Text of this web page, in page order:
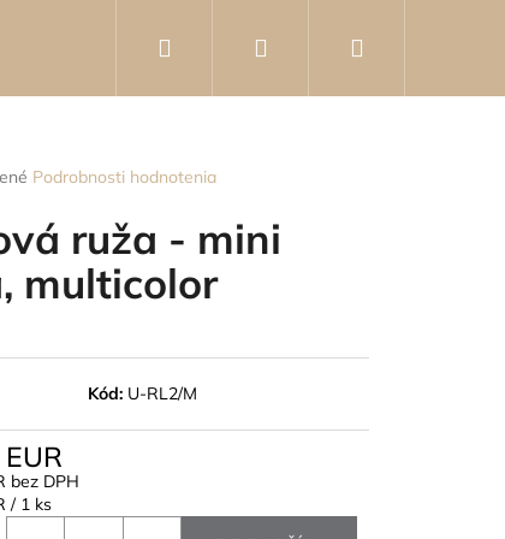
Poradca Kontakty
Prihlásenie
Podrobnosti hodnotenia
ruža - mini
multicolor
Kód: U-RL2/M
bez DPH
/ 1 ks
BROŠŇA V